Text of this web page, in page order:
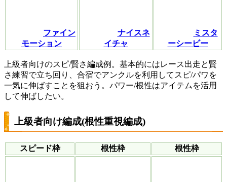
ファイン
モーション
ナイスネ
イチャ
ミスタ
ーシービー
上級者向けのスピ/賢さ編成例。基本的にはレース出走と賢
さ練習で立ち回り、合宿でアンクルを利用してスピ/パワを
一気に伸ばすことを狙おう。パワー/根性はアイテムを活用
して伸ばしたい。
上級者向け編成(根性重視編成)
スピード枠 根性枠 根性枠